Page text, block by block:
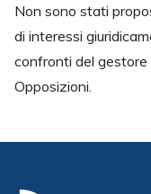
Non sono stati
di interessi
confronti del gestore
Opposizioni.